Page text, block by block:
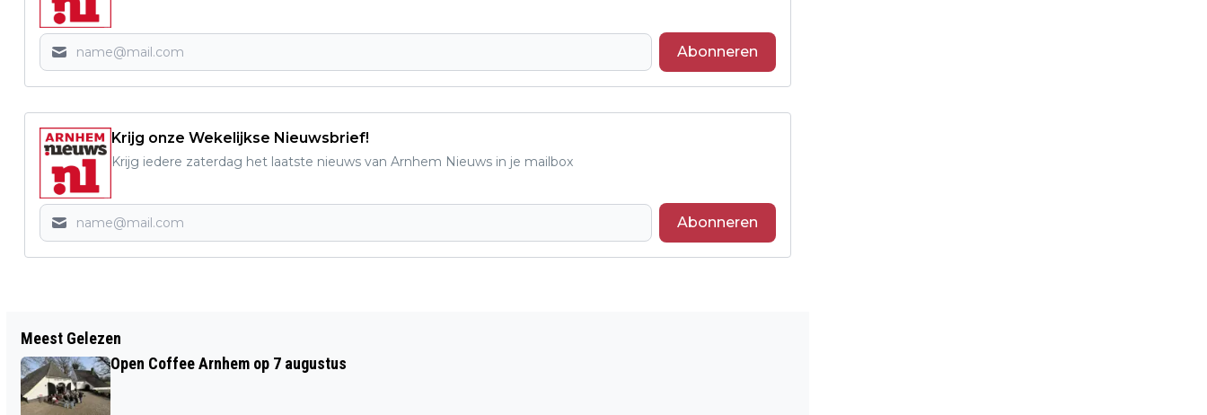
Abonneren
Krijg onze Wekelijkse Nieuwsbrief!
Krijg iedere zaterdag het laatste nieuws van Arnhem Nieuws in je mailbox
Abonneren
GEMEENTE ARNHEM WENST JOU EEN
HEEL MOOI EN GELUKKIG NIEUW JAAR
Meest Gelezen
Open Coffee Arnhem op 7 augustus